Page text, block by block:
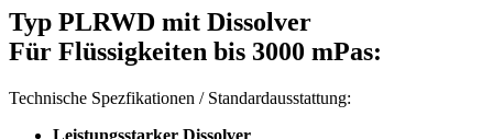
Typ PLRWD mit Dissolver
Für Flüssigkeiten bis 3000 mPas:
Technische Spezfikationen / Standardausstattung:
Leistungsstarker Dissolver